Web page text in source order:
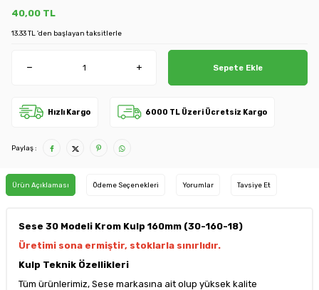
40,00 TL
13.33 TL 'den başlayan taksitlerle
Sepete Ekle
Hızlı Kargo 6000 TL Üzeri Ücretsiz Kargo
Paylaş :
Ürün Açıklaması Ödeme Seçenekleri Yorumlar Tavsiye Et
Sese 30 Modeli Krom Kulp 160mm (30-160-18)
Üretimi sona ermiştir, stoklarla sınırlıdır.
Kulp Teknik Özellikleri
Tüm ürünlerimiz, Sese markasına ait olup yüksek kalite